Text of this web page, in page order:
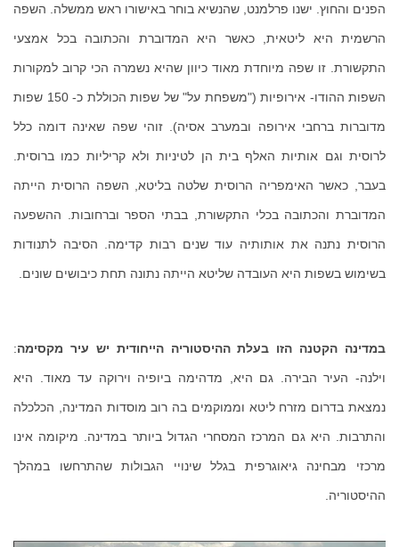
הפנים והחוץ. ישנו פרלמנט, שהנשיא בוחר באישורו ראש ממשלה. השפה
הרשמית היא ליטאית, כאשר היא המדוברת והכתובה בכל אמצעי
התקשורת. זו שפה מיוחדת מאוד כיוון שהיא נשמרה הכי קרוב למקורות
השפות ההודו- אירופיות ("משפחת על" של שפות הכוללת כ- 150 שפות
מדוברות ברחבי אירופה ובמערב אסיה). זוהי שפה שאינה דומה כלל
לרוסית וגם אותיות האלף בית הן לטיניות ולא קריליות כמו ברוסית.
בעבר, כאשר האימפריה הרוסית שלטה בליטא, השפה הרוסית הייתה
המדוברת והכתובה בכלי התקשורת, בבתי הספר וברחובות. ההשפעה
הרוסית נתנה את אותותיה עוד שנים רבות קדימה. הסיבה לתנודות
בשימוש בשפות היא העובדה שליטא הייתה נתונה תחת כיבושים שונים.
במדינה הקטנה הזו בעלת ההיסטוריה הייחודית יש עיר מקסימה:
וילנה- העיר הבירה. גם היא, מדהימה ביופיה וירוקה עד מאוד. היא
נמצאת בדרום מזרח ליטא וממוקמים בה רוב מוסדות המדינה, הכלכלה
והתרבות. היא גם המרכז המסחרי הגדול ביותר במדינה. מיקומה אינו
מרכזי מבחינה גיאוגרפית בגלל שינויי הגבולות שהתרחשו במהלך
ההיסטוריה.